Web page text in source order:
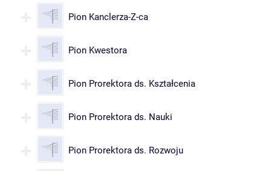
Pion Kanclerza-Z-ca
Pion Kwestora
Pion Prorektora ds. Kształcenia
Pion Prorektora ds. Nauki
Pion Prorektora ds. Rozwoju